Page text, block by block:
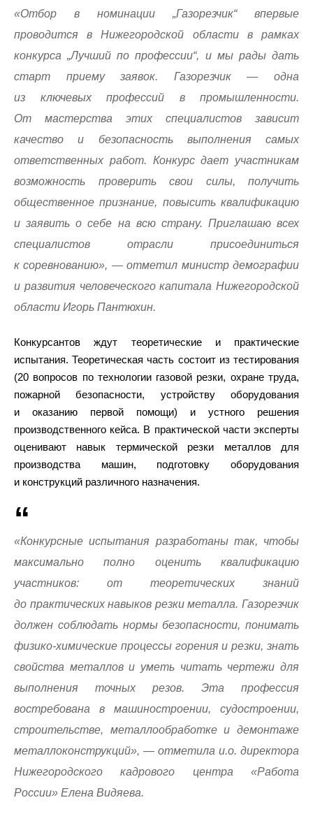
«Отбор в номинации „Газорезчик“ впервые
проводится в Нижегородской области в рамках
конкурса „Лучший по профессии“, и мы рады дать
старт приему заявок. Газорезчик — одна
из ключевых профессий в промышленности.
От мастерства этих специалистов зависит
качество и безопасность выполнения самых
ответственных работ. Конкурс дает участникам
возможность проверить свои силы, получить
общественное признание, повысить квалификацию
и заявить о себе на всю страну. Приглашаю всех
специалистов отрасли присоединиться
к соревнованию», — отметил министр демографии
и развития человеческого капитала Нижегородской
области Игорь Пантюхин.
Конкурсантов ждут теоретические и практические
испытания. Теоретическая часть состоит из тестирования
(20 вопросов по технологии газовой резки, охране труда,
пожарной безопасности, устройству оборудования
и оказанию первой помощи) и устного решения
производственного кейса. В практической части эксперты
оценивают навык термической резки металлов для
производства машин, подготовку оборудования
и конструкций различного назначения.
«Конкурсные испытания разработаны так, чтобы
максимально полно оценить квалификацию
участников: от теоретических знаний
до практических навыков резки металла. Газорезчик
должен соблюдать нормы безопасности, понимать
физико-химические процессы горения и резки, знать
свойства металлов и уметь читать чертежи для
выполнения точных резов. Эта профессия
востребована в машиностроении, судостроении,
строительстве, металлообработке и демонтаже
металлоконструкций», — отметила и.о. директора
Нижегородского кадрового центра «Работа
России» Елена Видяева.